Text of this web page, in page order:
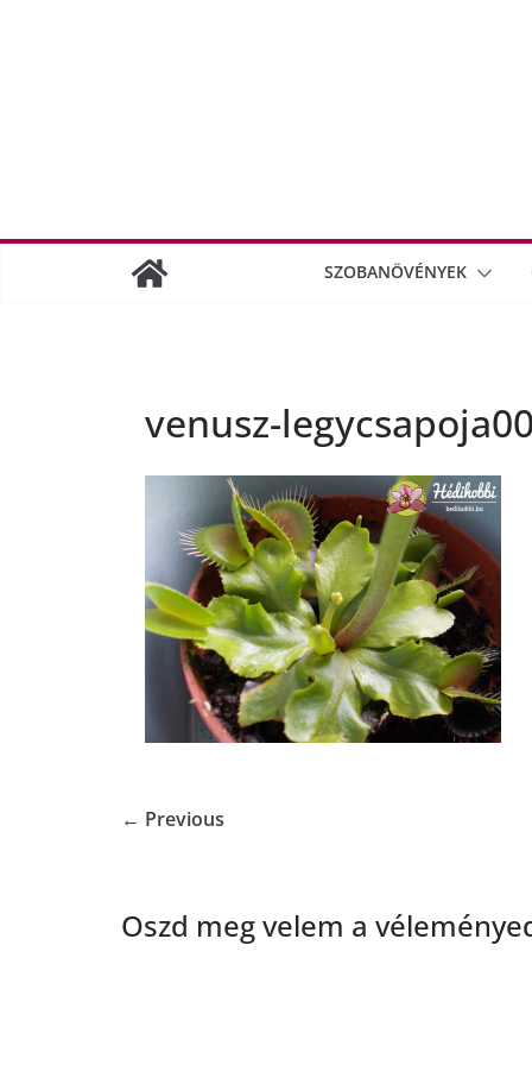
SZOBANÖVÉNYEK
venusz-
← Previous
Oszd meg velem a